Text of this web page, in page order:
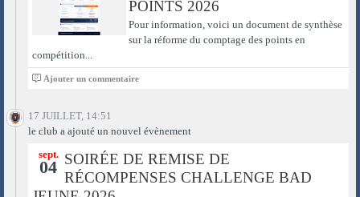
POINTS 2026
Pour information, voici un document de synthèse
sur la réforme du comptage des points en
compétition...
0 Ajouter un commentaire
17 JUILLET, 14:51
le club a ajouté un nouvel évènement
sept.
04 SOIRÉE DE REMISE DE
RÉCOMPENSES CHALLENGE BAD